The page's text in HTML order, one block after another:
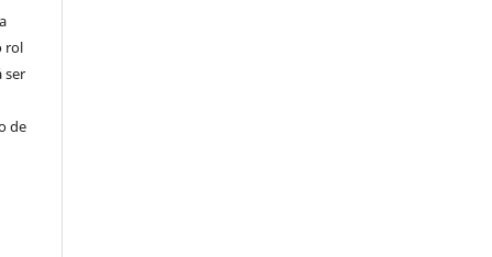
rol
ser
de